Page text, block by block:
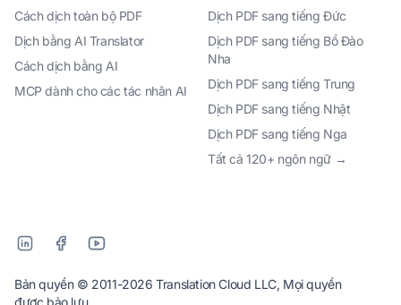
Cách dịch toàn bộ PDF
Dịch bằng AI Translator
Cách dịch bằng AI
MCP dành cho các tác nhân AI
Dịch PDF sang tiếng Đức
Dịch PDF sang tiếng Bồ Đào
Nha
Dịch PDF sang tiếng Trung
Dịch PDF sang tiếng Nhật
Dịch PDF sang tiếng Nga
Tất cả 120+ ngôn ngữ →
Bản quyền © 2011-2026 Translation Cloud LLC, Mọi quyền